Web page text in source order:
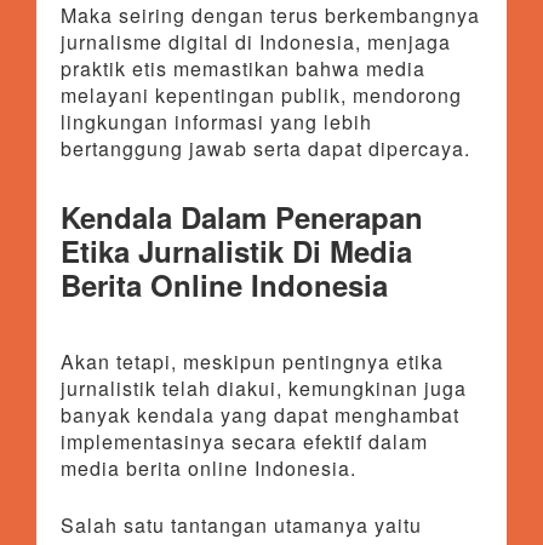
Maka seiring dengan terus berkembangnya
jurnalisme digital di Indonesia, menjaga
praktik etis memastikan bahwa media
melayani kepentingan publik, mendorong
lingkungan informasi yang lebih
bertanggung jawab serta dapat dipercaya.
Kendala Dalam Penerapan
Etika Jurnalistik Di Media
Berita Online Indonesia
Akan tetapi, meskipun pentingnya etika
jurnalistik telah diakui, kemungkinan juga
banyak kendala yang dapat menghambat
implementasinya secara efektif dalam
media berita online Indonesia.
Salah satu tantangan utamanya yaitu